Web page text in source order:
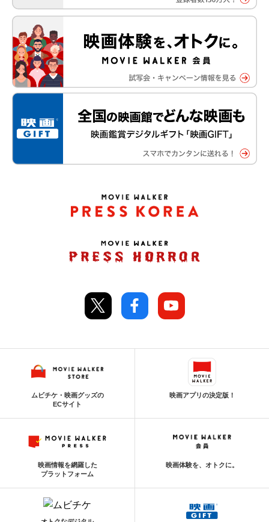
ムビチケ・映画グッズの
ECサイト
映画アプリの決定版！
映画情報を網羅した
プラットフォーム
映画体験を、オトクに。